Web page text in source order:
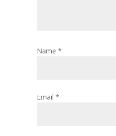
Name *
Email *